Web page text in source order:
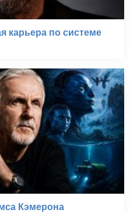
карьера по системе
Кэмерона